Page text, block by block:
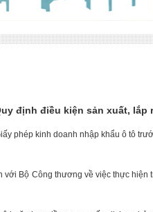
định điều kiện sản xuất, lắp
phép kinh doanh nhập khẩu ô tô
Bộ Công thương về việc thực hiện